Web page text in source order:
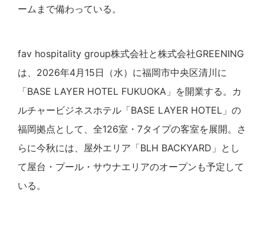
ームまで備わっている。
fav hospitality group株式会社と株式会社GREENING
は、2026年4月15日（水）に福岡市中央区清川に
「BASE LAYER HOTEL FUKUOKA」を開業する。カ
ルチャービジネスホテル「BASE LAYER HOTEL」の
福岡拠点として、全126室・7タイプの客室を展開。さ
らに今秋には、屋外エリア「BLH BACKYARD」とし
て屋台・プール・サウナエリアのオープンも予定して
いる。